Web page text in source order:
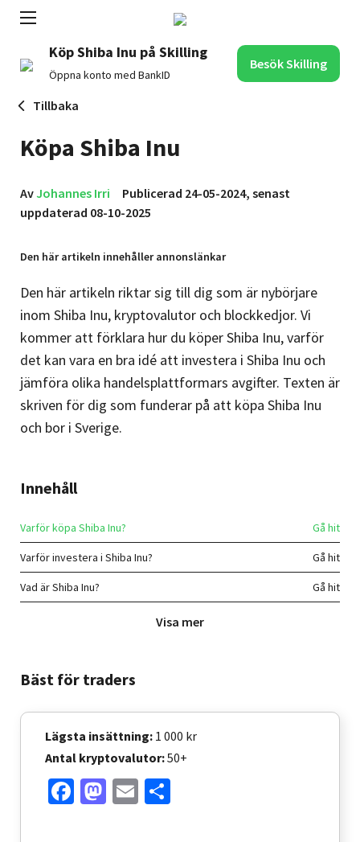
Köp Shiba Inu på Skilling
Öppna konto med BankID
Besök Skilling
Tillbaka
Köpa Shiba Inu
AvJohannes Irri
Publicerad 24-05-2024, senast
uppdaterad 08-10-2025
Den här artikeln innehåller annonslänkar
Den här artikeln riktar sig till dig som är nybörjare
inom Shiba Inu, kryptovalutor och blockkedjor. Vi
kommer att förklara hur du köper Shiba Inu, varför
det kan vara en bra idé att investera i Shiba Inu och
jämföra olika handelsplattformars avgifter. Texten är
skriven för dig som funderar på att köpa Shiba Inu
och bor i Sverige.
Innehåll
Varför köpa Shiba Inu?
Varför investera i Shiba Inu?
Vad är Shiba Inu?
Kriterier för en bra handelsplats
Betalningsmetoder
Shiba Inus väg till framgång
Visa mer
Bäst för traders
Lägsta insättning: 1 000 kr
Antal kryptovalutor:50+
Facebook
Mastodon
Email